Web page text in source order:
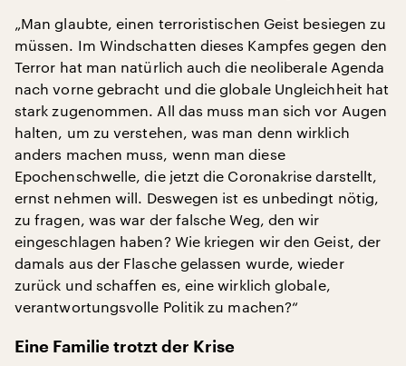
„Man glaubte, einen terroristischen Geist besiegen zu
müssen. Im Windschatten dieses Kampfes gegen den
Terror hat man natürlich auch die neoliberale Agenda
nach vorne gebracht und die globale Ungleichheit hat
stark zugenommen. All das muss man sich vor Augen
halten, um zu verstehen, was man denn wirklich
anders machen muss, wenn man diese
Epochenschwelle, die jetzt die Coronakrise darstellt,
ernst nehmen will. Deswegen ist es unbedingt nötig,
zu fragen, was war der falsche Weg, den wir
eingeschlagen haben? Wie kriegen wir den Geist, der
damals aus der Flasche gelassen wurde, wieder
zurück und schaffen es, eine wirklich globale,
verantwortungsvolle Politik zu machen?“
Eine Familie trotzt der Krise